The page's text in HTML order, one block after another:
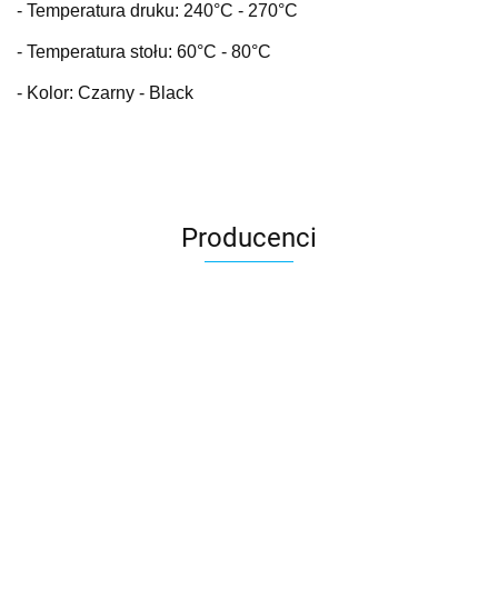
- Temperatura druku: 240°C - 270°C
- Temperatura stołu: 60°C - 80°C
- Kolor: Czarny - Black
Producenci